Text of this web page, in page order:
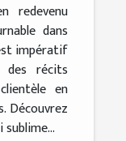
redevenu
dans
impératif
récits
en
Découvrez